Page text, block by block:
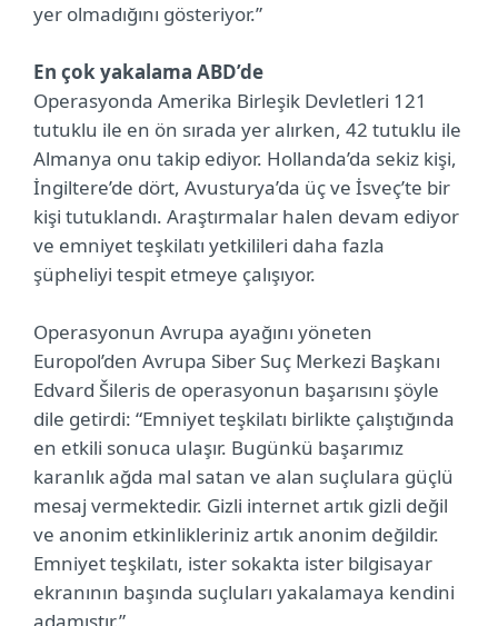
yer olmadığını gösteriyor.”
En çok yakalama ABD’de
Operasyonda Amerika Birleşik Devletleri 121
tutuklu ile en ön sırada yer alırken, 42 tutuklu ile
Almanya onu takip ediyor. Hollanda’da sekiz kişi,
İngiltere’de dört, Avusturya’da üç ve İsveç’te bir
kişi tutuklandı. Araştırmalar halen devam ediyor
ve emniyet teşkilatı yetkilileri daha fazla
şüpheliyi tespit etmeye çalışıyor.
Operasyonun Avrupa ayağını yöneten
Europol’den Avrupa Siber Suç Merkezi Başkanı
Edvard Šileris de operasyonun başarısını şöyle
dile getirdi: “Emniyet teşkilatı birlikte çalıştığında
en etkili sonuca ulaşır. Bugünkü başarımız
karanlık ağda mal satan ve alan suçlulara güçlü
mesaj vermektedir. Gizli internet artık gizli değil
ve anonim etkinlikleriniz artık anonim değildir.
Emniyet teşkilatı, ister sokakta ister bilgisayar
ekranının başında suçluları yakalamaya kendini